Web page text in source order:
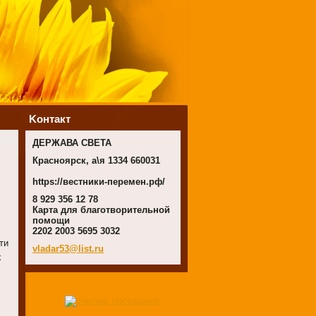
Koнтакт
ДЕРЖАВА СВЕТА
Красноярск, а\я 1334 660031
https://вестники-перемен.рф/
8 929 356 12 78
Карта для благотворительной
помощи
2202 2003 5695 3032
vladar53@list.ru